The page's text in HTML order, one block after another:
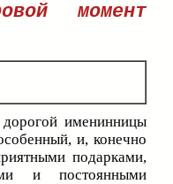
момент
именинницы
и, конечно
подарками,
и постоянными